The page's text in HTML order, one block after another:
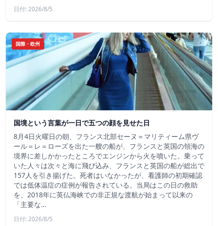
日付: 2026/8/5
国際・欧州
国境という言葉が一日で五つの顔を見せた日
8月4日火曜日の朝、フランス北部セーヌ＝マリティーム県ヴ
ール＝レ＝ローズを出た一艘の船が、フランスと英国の領海の
境界に差しかかったところでエンジンから火を噴いた。乗って
いた人々は次々と海に飛び込み、フランスと英国の船が総出で
157人を引き揚げた。死者はいなかったが、看護師の初期確認
では低体温症の症例が報告されている。当局はこの日の救助
を、2018年に英仏海峡での非正規な渡航が始まって以来の
「主要な…
日付: 2026/8/5